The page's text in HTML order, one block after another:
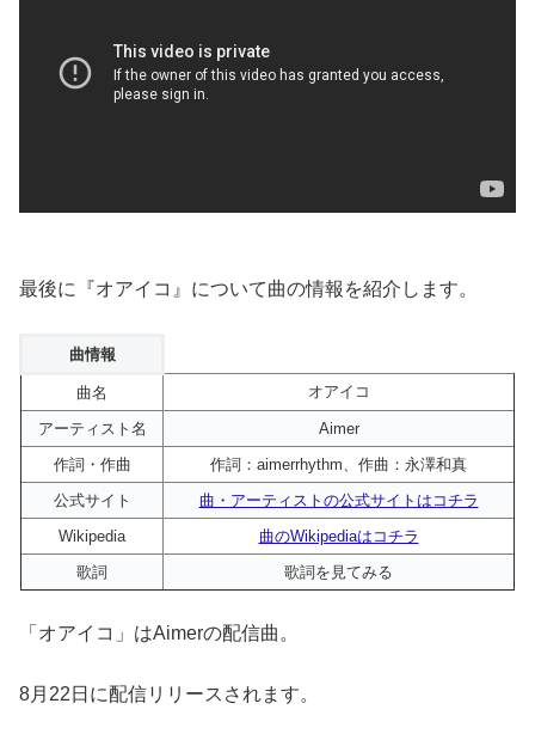
最後に『オアイコ』について曲の情報を紹介します。
曲情報
曲名 オアイコ
アーティスト名
Aimer
作詞・作曲
作詞：aimerrhythm、作曲：永澤和真
公式サイト
曲・アーティストの公式サイトはコチラ
Wikipedia
曲のWikipediaはコチラ
歌詞
歌詞を見てみる
「オアイコ」はAimerの配信曲。
8月22日に配信リリースされます。